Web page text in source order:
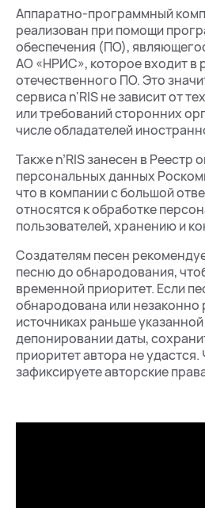
Аппаратно-программный
реализован при помощи
обеспечения (ПО),
АО «НРИС», которое входит в
отечественного ПО. Это
сервиса n'RIS не зависит от
или требований сторонних
числе обладателей
Также n’RIS занесен в Реестр
персональных данных
что в компании с большой
относятся к обработке
пользователей, хранению и
Создателям песен
песню до обнародования,
временной приоритет. Если
обнародована или
источниках раньше
депонировании даты,
приоритет автора не
зафиксируете авторские